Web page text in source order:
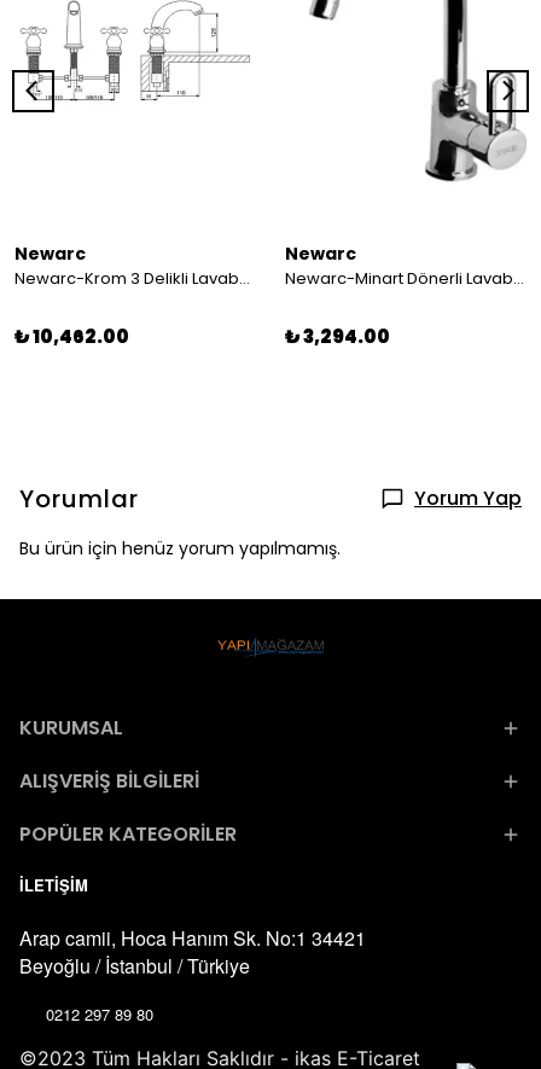
Newarc
Newarc-Krom 3 Delikli Lavabo Bataryası
₺ 10,462.00
Newarc
Newarc-Minart Dönerli Lavabo Bataryası 191581
₺ 3,294.00
Yorumlar Yorum Yap
Bu ürün için henüz yorum yapılmamış.
KURUMSAL
ALIŞVERİŞ BİLGİLERİ
POPÜLER KATEGORİLER
İLETİŞİM
Arap camii, Hoca Hanım Sk. No:1 34421
Beyoğlu / İstanbul / Türkiye
0212 297 89 80
©2023 Tüm Hakları Saklıdır - ikas E-Ticaret